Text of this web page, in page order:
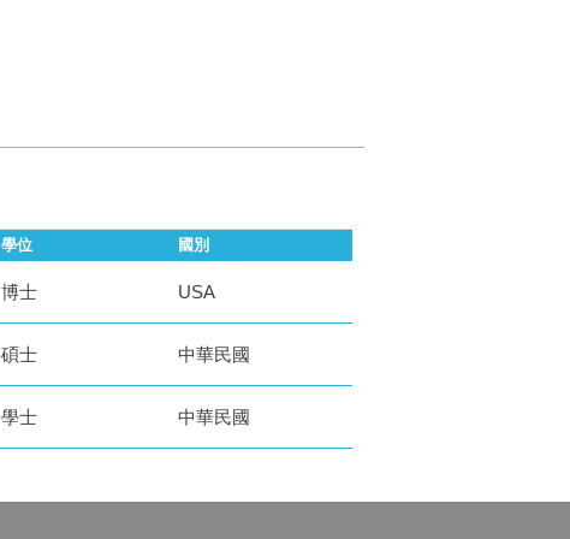
學位 國別
博士 USA
碩士 中華民國
學士 中華民國